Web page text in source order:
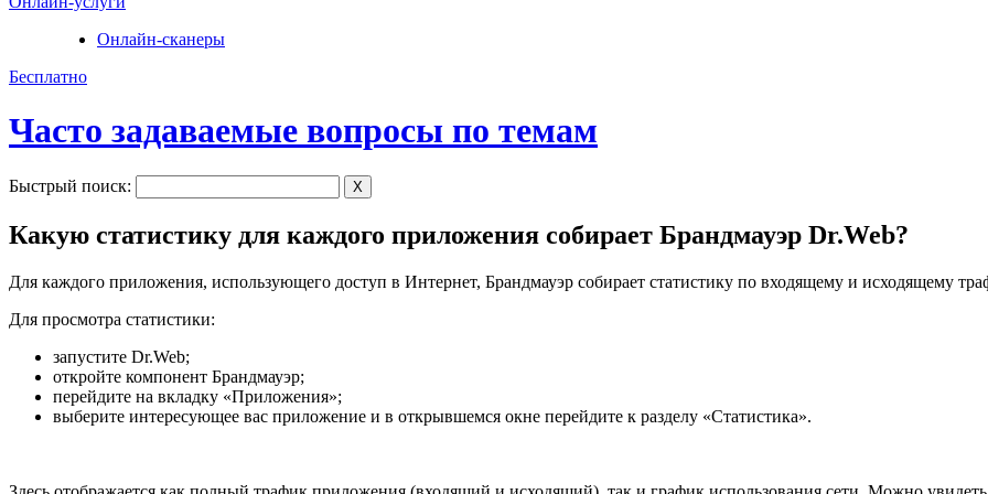
Онлайн-сканеры
Бесплатно
Часто задаваемые вопросы по темам
Быстрый поиск: X
Какую статистику для каждого приложения собирает Брандмауэр Dr.Web?
Для каждого приложения, использующего доступ в Интернет, Брандмауэр собирает статистику по входящему и исходящему
Для просмотра статистики:
запустите Dr.Web;
откройте компонент Брандмауэр;
перейдите на вкладку «Приложения»;
выберите интересующее вас приложение и в открывшемся окне перейдите к разделу «Статистика».